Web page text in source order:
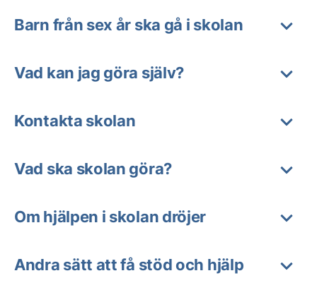
Barn från sex år ska gå i skolan
Vad kan jag göra själv?
Kontakta skolan
Vad ska skolan göra?
Om hjälpen i skolan dröjer
Andra sätt att få stöd och hjälp